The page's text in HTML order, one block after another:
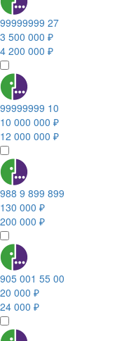
99999999 27
3 500 000 ₽
4 200 000 ₽
99999999 10
10 000 000 ₽
12 000 000 ₽
988 9 899 899
130 000 ₽
200 000 ₽
905 001 55 00
20 000 ₽
24 000 ₽